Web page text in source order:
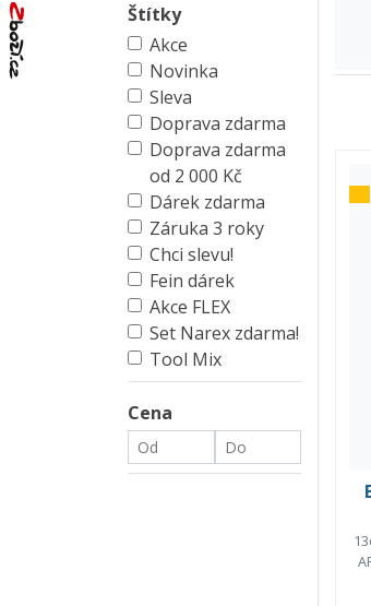
Štítky
Akce
Novinka
Sleva
Doprava zdarma
Doprava zdarma
od 2 000 Kč
Dárek zdarma
Záruka 3 roky
Chci slevu!
Fein dárek
Akce FLEX
Set Narex zdarma!
Tool Mix
Cena